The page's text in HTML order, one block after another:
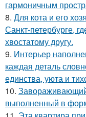
гармоничным
8. Для кота и его
Санкт-петербурге,
хвостатому другу.
9. Интерьер
каждая деталь
единства, уюта и
10.
выполненный в